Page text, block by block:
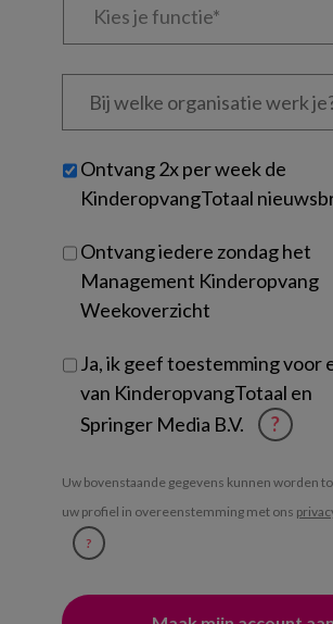
Bij
welke
je?
Untitled
Ontvang 2x per week de
KinderopvangTotaal
Ontvang iedere zondag het
Management Kinderopvang
Weekoverzicht
Ja, ik geef toestemming voor
van KinderopvangTotaal en
Springer Media B.V.
?
Uw bovenstaande gegevens kunnen worden
uw profiel in overeenstemming met ons
?